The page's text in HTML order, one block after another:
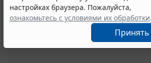
настройках браузера. Пожалуйста,
ознакомьтесь с условиями их обработки.
Принять
надзору в сфере
(Роскомнадзором), Эл № ФС77-58365 от
ООО "НПП "ГАРАНТ-СЕРВИС", 119234, г.
Разработчик ЭПС Система ГАРАНТ –